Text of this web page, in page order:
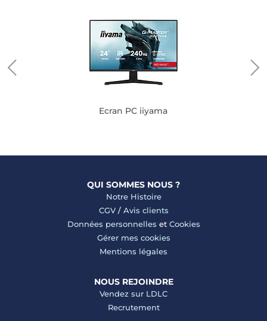
Ecran PC iiyama
QUI SOMMES NOUS ?
Notre Histoire
CGV/ Avis clients
Données personnelles et Cookies
Gérer mes cookies
Mentions légales
NOUS REJOINDRE
Vendez sur LDLC
Recrutement